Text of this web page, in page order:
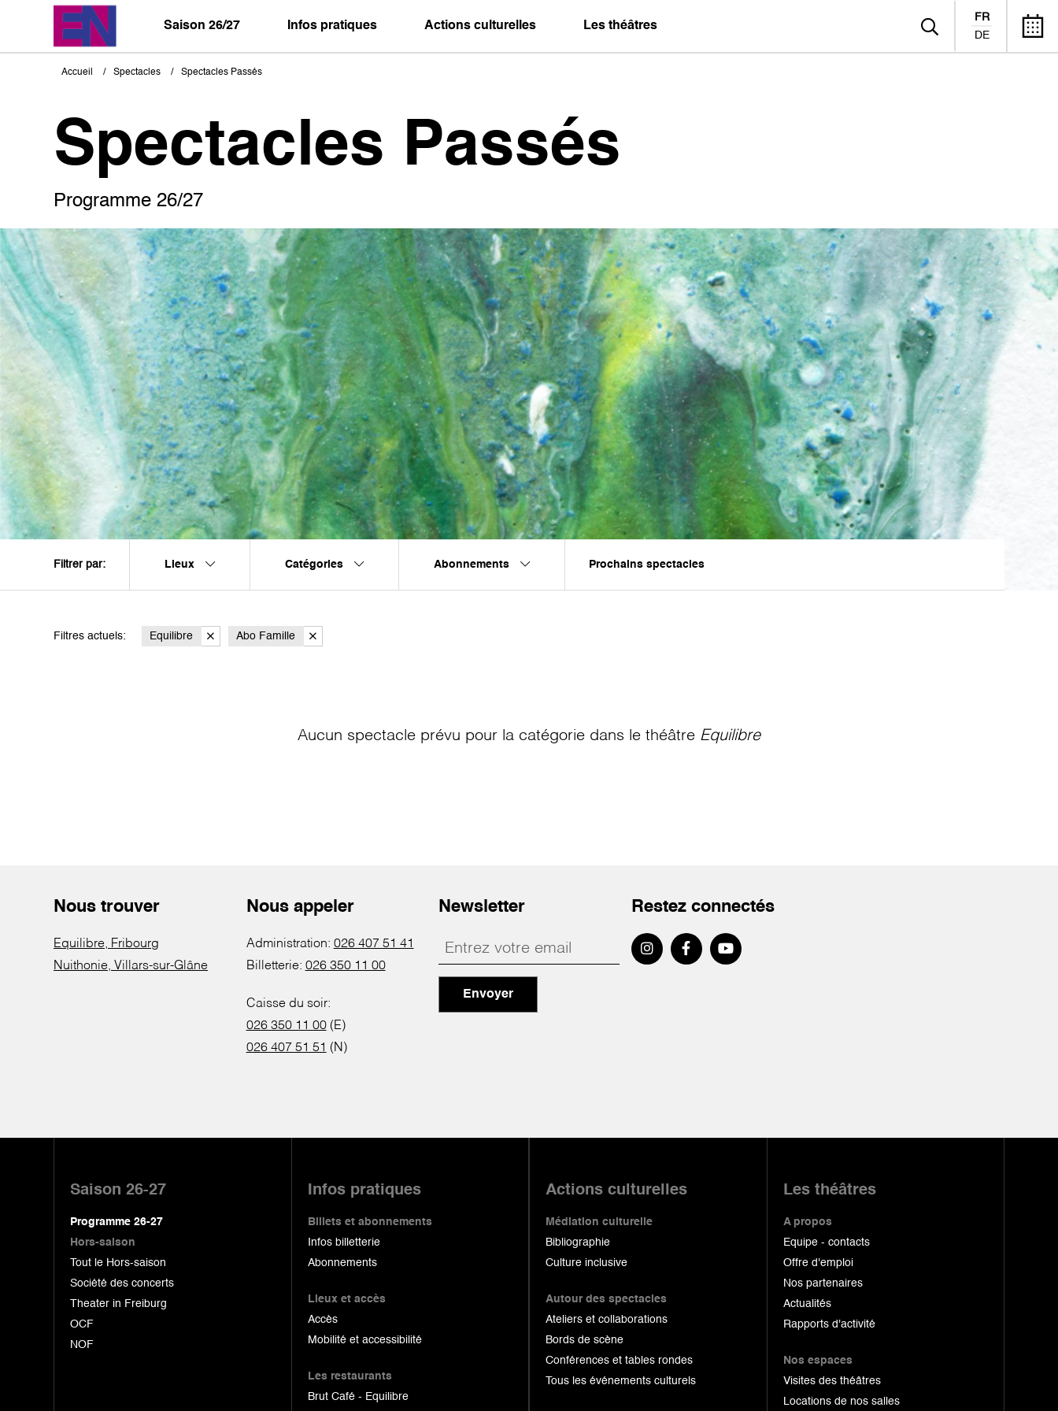
Saison 26/27 Infos pratiques Actions culturelles Les théâtres
FR
DE
Fil
Accueil Spectacles Spectacles Passés
Spectacles Passés
Programme 26/27
Filtrer par: Lieux Catégories Abonnements Prochains spectacles
Filtres actuels: Equilibre Abo Famille
Aucun spectacle prévu pour la catégorie dans le théâtre Equilibre
Nous trouver
Equilibre, Fribourg
Nuithonie, Villars-sur-Glâne
Nous appeler
Administration: 026 407 51 41
Billetterie: 026 350 11 00
Caisse du soir:
026 350 11 00(E)
026 407 51 51 (N)
Newsletter
Envoyer
Restez connectés
Saison 26-27
Programme 26-27
Hors-saison
Tout le Hors-saison
Société des concerts
Theater in Freiburg
OCF
NOF
Infos pratiques
Billets et abonnements
Infos billetterie
Abonnements
Lieux et accès
Accès
Mobilité et accessibilité
Les restaurants
Brut Café - Equilibre
Actions culturelles
Médiation culturelle
Bibliographie
Culture inclusive
Autour des spectacles
Ateliers et collaborations
Bords de scène
Conférences et tables rondes
Tous les événements culturels
Les théâtres
A propos
Equipe - contacts
Offre d'emploi
Nos partenaires
Actualités
Rapports d'activité
Nos espaces
Visites des théâtres
Locations de nos salles